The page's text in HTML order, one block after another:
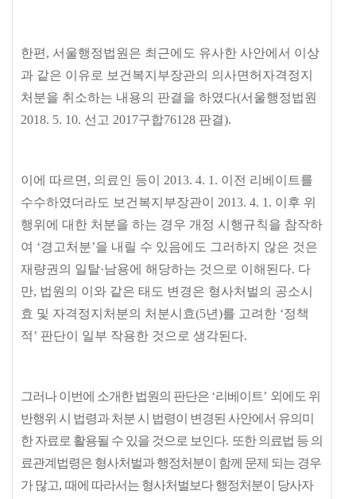
한편 , 서울행정법원은 최근에도 유사한 사안에서 이상
과 같은 이유로 보건복지부장관의 의사면허자격정지
처분을 취소하는 내용의 판결을 하였다(서울행정법원
2018. 5. 10. 선고 2017구합76128 판결).
이에 따르면 , 의료인 등이 2013. 4. 1. 이전 리베이트를
수수하였더라도 보건복지부장관이 2013. 4. 1. 이후 위
행위에 대한 처분을 하는 경우 개정 시행규칙을 참작하
여 ‘경고처분’을 내릴 수 있음에도 그러하지 않은 것은
재량권의 일탈·남용에 해당하는 것으로 이해된다. 다
만, 법원의 이와 같은 태도 변경은 형사처벌의 공소시
효 및 자격정지처분의 처분시효(5년)를 고려한 ‘정책
적’ 판단이 일부 작용한 것으로 생각된다.
그러나 이번에 소개한 법원의 판단은 ‘리베이트’ 외에도 위
반행위 시 법령과 처분 시 법령이 변경된 사안에서 유의미
한 자료로 활용될 수 있을 것으로 보인다. 또한 의료법 등 의
료관계법령은 형사처벌과 행정처분이 함께 문제 되는 경우
가 많고, 때에 따라서는 형사처벌보다 행정처분이 당사자